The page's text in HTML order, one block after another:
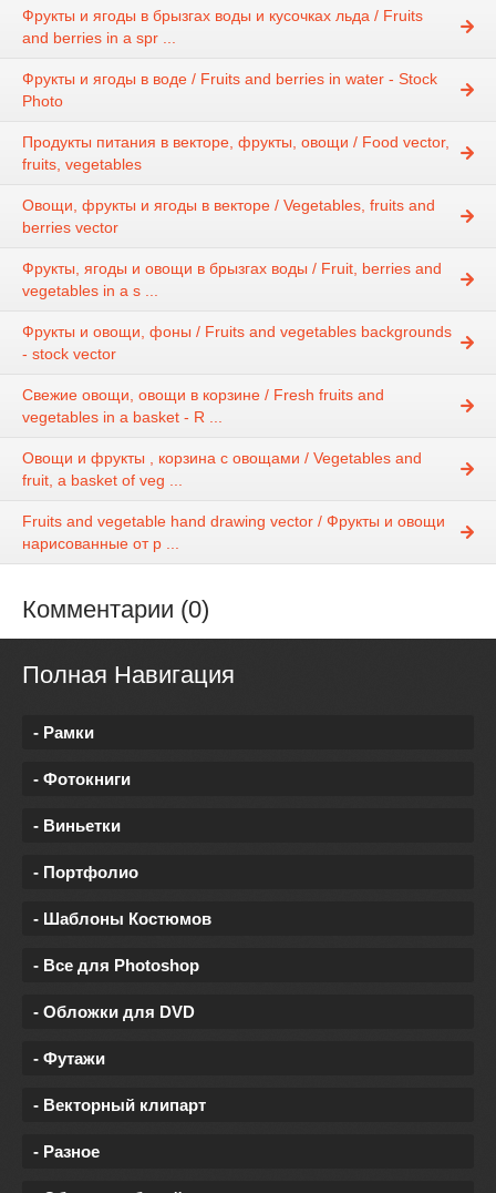
Фрукты и ягоды в брызгах воды и кусочках льда / Fruits
and berries in a spr ...
Фрукты и ягоды в воде / Fruits and berries in water - Stock
Photo
Продукты питания в векторе, фрукты, овощи / Food vector,
fruits, vegetables
Овощи, фрукты и ягоды в векторе / Vegetables, fruits and
berries vector
Фрукты, ягоды и овощи в брызгах воды / Fruit, berries and
vegetables in a s ...
Фрукты и овощи, фоны / Fruits and vegetables backgrounds
- stock vector
Свежие овощи, овощи в корзине / Fresh fruits and
vegetables in a basket - R ...
Овощи и фрукты , корзина с овощами / Vegetables and
fruit, a basket of veg ...
Fruits and vegetable hand drawing vector / Фрукты и овощи
нарисованные от р ...
Комментарии (0)
Полная Навигация
- Рамки
- Фотокниги
- Виньетки
- Портфолио
- Шаблоны Костюмов
- Все для Photoshop
- Обложки для DVD
- Футажи
- Векторный клипарт
- Разное